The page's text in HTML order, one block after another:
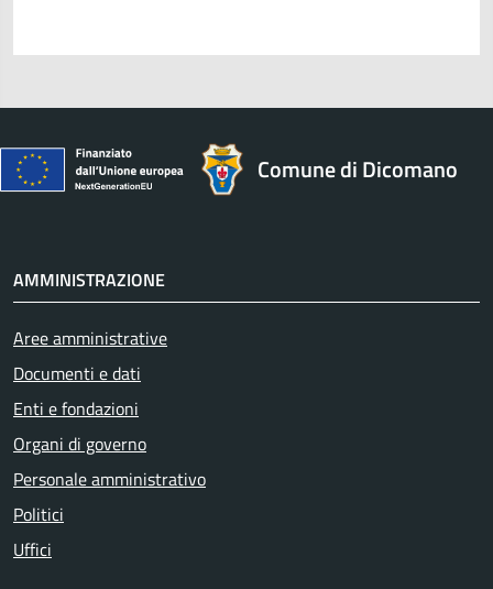
Comune di Dicomano
AMMINISTRAZIONE
Aree amministrative
Documenti e dati
Enti e fondazioni
Organi di governo
Personale amministrativo
Politici
Uffici